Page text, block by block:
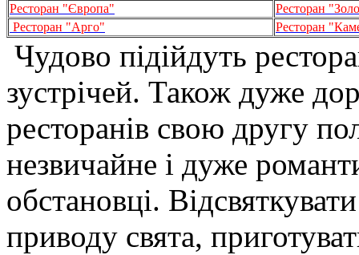
Ресторан "Європа"
Ресторан
Ресторан "Арго"
Ресторан
Чудово підійдуть
зустрічей. Також дуже
ресторанів свою другу
незвичайне і дуже
обстановці.
приводу свята,